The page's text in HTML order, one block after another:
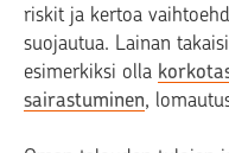
riskit ja kertoa
suojautua. Lainan
esimerkiksi olla
sairastuminen,